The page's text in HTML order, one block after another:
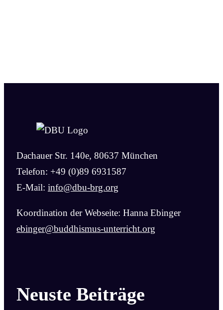
Dachauer Str. 140e, 80637 München
Telefon: +49 (0)89 6931587
E-Mail: info@dbu-brg.org
Koordination der Webseite: Hanna Ebinger
ebinger@buddhismus-unterricht.org
Neuste Beiträge